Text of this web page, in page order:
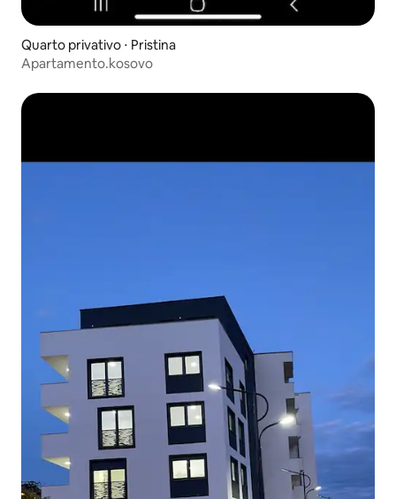
Quarto privativo ⋅ Pristina
Apartamento.kosovo